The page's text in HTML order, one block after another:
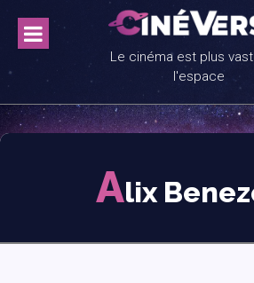
content
Le cinéma est plus
l'espace
Alix